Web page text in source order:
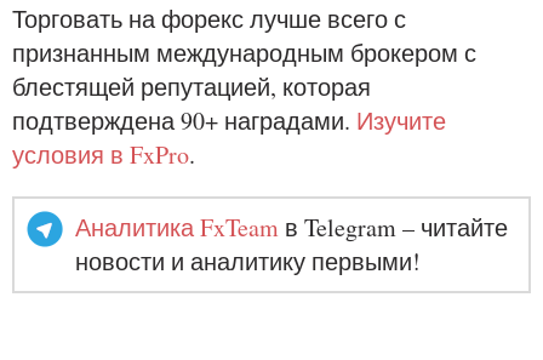
Торговать на форекс лучше всего с
признанным международным брокером с
блестящей репутацией, которая
подтверждена 90+ наградами. Изучите
условия в FxPro.
Аналитика FxTeam в Telegram – читайте
новости и аналитику первыми!